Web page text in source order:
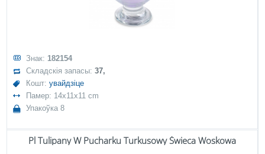
Знак: 182154
Складскія запасы:37,
Кошт:увайдзіце
Памер: 14x11x11 cm
Упакоўка 8
Pl Tulipany W Pucharku Turkusowy Świeca Woskowa